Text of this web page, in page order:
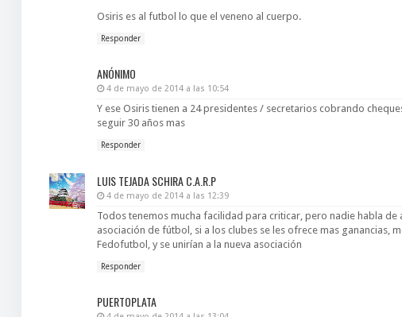
Osiris es al futbol lo que el veneno al cuerpo.
Responder
ANÓNIMO
4 de mayo de 2014 a las 10:54
Y ese Osiris tienen a 24 presidentes / secretarios cobrando
seguir 30 años mas
Responder
LUIS TEJADA SCHIRA C.A.R.P
4 de mayo de 2014 a las 12:39
Todos tenemos mucha facilidad para criticar, pero nadie habla
asociación de fútbol, si a los clubes se les ofrece mas ganancias,
Fedofutbol, y se unirían a la nueva asociación
Responder
PUERTOPLATA